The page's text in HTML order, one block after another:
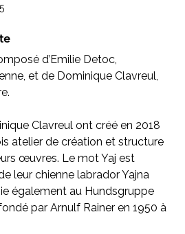
d’Emilie Detoc,
et de Dominique Clavreul,
Clavreul ont créé en 2018
atelier de création et structure
œuvres. Le mot Yaj est
leur chienne labrador Yajna
également au Hundsgruppe
par Arnulf Rainer en 1950 à